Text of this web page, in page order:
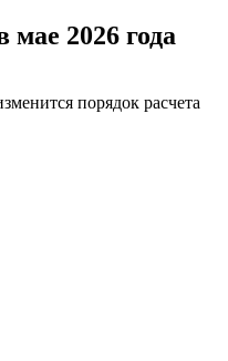
2026 года
порядок расчета